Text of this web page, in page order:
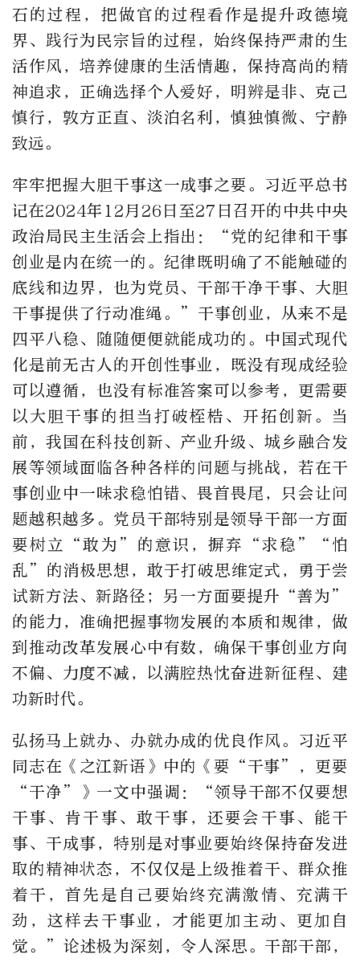
石的过程，把做官的过程看作是提升政德境
界、践行为民宗旨的过程，始终保持严肃的生
活作风，培养健康的生活情趣，保持高尚的精
神追求，正确选择个人爱好，明辨是非、克己
慎行，敦方正直、淡泊名利，慎独慎微、宁静
致远。
牢牢把握大胆干事这一成事之要。习近平总书
记在2024年12月26日至27日召开的中共中央
政治局民主生活会上指出：“党的纪律和干事
创业是内在统一的。纪律既明确了不能触碰的
底线和边界，也为党员、干部干净干事、大胆
干事提供了行动准绳。”干事创业，从来不是
四平八稳、随随便便就能成功的。中国式现代
化是前无古人的开创性事业，既没有现成经验
可以遵循，也没有标准答案可以参考，更需要
以大胆干事的担当打破桎梏、开拓创新。当
前，我国在科技创新、产业升级、城乡融合发
展等领域面临各种各样的问题与挑战，若在干
事创业中一味求稳怕错、畏首畏尾，只会让问
题越积越多。党员干部特别是领导干部一方面
要树立“敢为”的意识，摒弃“求稳”“怕
乱”的消极思想，敢于打破思维定式，勇于尝
试新方法、新路径；另一方面要提升“善为”
的能力，准确把握事物发展的本质和规律，做
到推动改革发展心中有数，确保干事创业方向
不偏、力度不减，以满腔热忱奋进新征程、建
功新时代。
弘扬马上就办、办就办成的优良作风。习近平
同志在《之江新语》中的《要“干事”，更要
“干净”》一文中强调：“领导干部不仅要想
干事、肯干事、敢干事，还要会干事、能干
事、干成事，特别是对事业要始终保持奋发进
取的精神状态，不仅仅是上级推着干、群众推
着干，首先是自己要始终充满激情、充满干
劲，这样去干事业，才能更加主动、更加自
觉。”论述极为深刻，令人深思。干部干部，